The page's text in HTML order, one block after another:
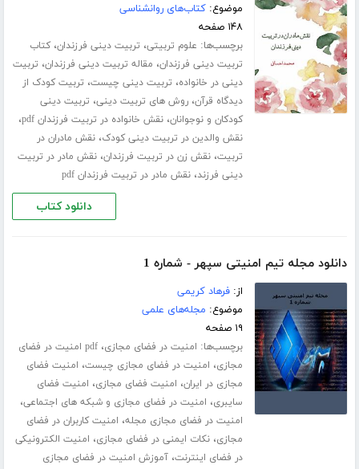
موضوع:کتاب‌های روانشناسی
۱۴۸ صفحه
برچسب‌ها: علوم تربیتی، تربیت دینی فرزندان،کتاب
تربیت دینی فرزندان، مقاله تربیت دینی فرزندان، تربیت
دینی در خانواده، تربیت دینی چیست، تربیت کودک از
دیدگاه قرآن،روش های تربیت دینی، تربیت دینی
کودکان و نوجوانان،نقش خانواده در تربیت فرزندان pdf ،
نقش والدین در تربیت دینی کودک،نقش مادران در
تربیت،نقش زن در تربیت فرزندان،نقش مادر در تربیت
دینی فرزند،نقش مادر در تربیت فرزندان pdf
دانلود کتاب
دانلود مجله تیم امنیتی سپهر - شماره 1
از:فرهاد کریمی
موضوع: مجله‌های علمی
۱۹ صفحه
برچسب‌ها: امنیت در فضای مجازی،
pdf امنیت در فضای
مجازی، امنیت در فضای مجازی چیست، امنیت فضای
مجازی در ایران، امنیت فضای مجازی، امنیت فضای
سایبری، امنیت در فضای مجازی و شبکه های اجتماعی،
امنیت در فضای مجازی مجله، امنیت کاربران در فضای
مجازی،نکات ایمنی در فضای مجازی، امنیت الکترونیکی
در فضای اینترنت،آموزش امنیت در فضای مجازی